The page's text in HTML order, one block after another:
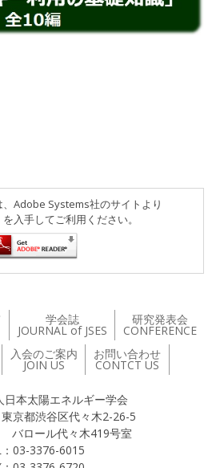
Adobe Systems社のサイトより
入手してご利用ください。
学会誌
JOURNAL of JSES
研究発表会
CONFERENCE
入会のご案内
JOIN US
お問い合わせ
CONTCT US
日本太陽エネルギー学会
京都渋谷区代々木2-26-5
代々木419号室
：03-3376-6015